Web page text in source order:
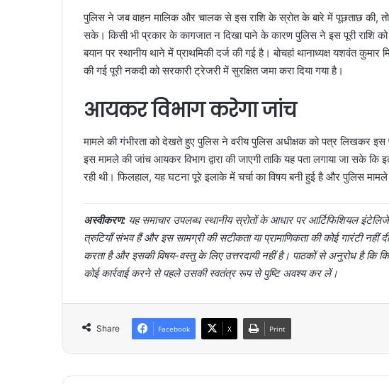
पुलिस ने जब वाहन मालिक और चालक से इस राशि के स्रोत के बारे में पूछताछ की,
सके। किसी भी प्रकार के कागजात न दिखा पाने के कारण पुलिस ने इस पूरी राशि
बयान पर स्थानीय थाने में प्राथमिकी दर्ज की गई है। बोचहां थानाध्यक्ष यशवंत
की गई पूरी नकदी को सरकारी ट्रेजरी में सुरक्षित जमा करा दिया गया है।
आयकर विभाग करेगा जांच
मामले की गंभीरता को देखते हुए पुलिस ने वरीय पुलिस अधीक्षक को पत्र लिखकर
इस मामले की जांच आयकर विभाग द्वारा की जाएगी ताकि यह पता लगाया जा सके
रही थी। फिलहाल, यह घटना पूरे इलाके में चर्चा का विषय बनी हुई है और पुलिस
अस्वीकरण: यह समाचार उपलब्ध स्थानीय स्रोतों के आधार पर आर्टिफिशियल
त्रुटियाँ संभव हैं और इस सामग्री की सटीकता या प्रामाणिकता की कोई
करता है और इसकी विषय-वस्तु के लिए उत्तरदायी नहीं है। पाठकों से अनुरोध है कि
कोई कार्रवाई करने से पहले उसकी स्वतंत्र रूप से पुष्टि अवश्य कर लें।
Share Facebook X Print